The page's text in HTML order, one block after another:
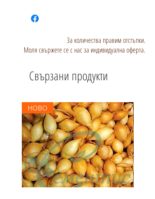
За количества правим отстъпки.
Моля свържете се с нас за индивидуална оферта.
Свързани продукти
НОВО